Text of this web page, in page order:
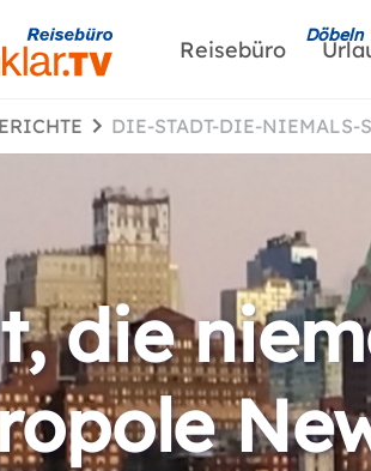
Döbeln
Reisebüro
DIE-STADT-DIE-
die